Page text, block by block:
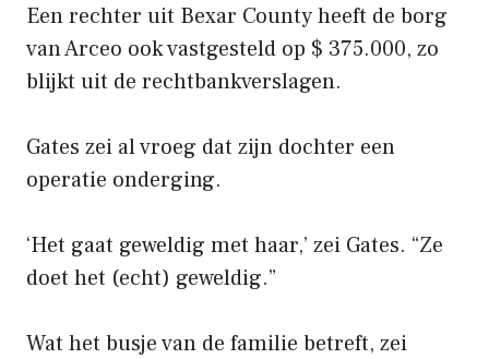
Een rechter uit Bexar County heeft de borg
van Arceo ook vastgesteld op $ 375.000, zo
blijkt uit de rechtbankverslagen.
Gates zei al vroeg dat zijn dochter een
operatie onderging.
‘Het gaat geweldig met haar,’ zei Gates. “Ze
doet het (echt) geweldig.”
Wat het busje van de familie betreft, zei